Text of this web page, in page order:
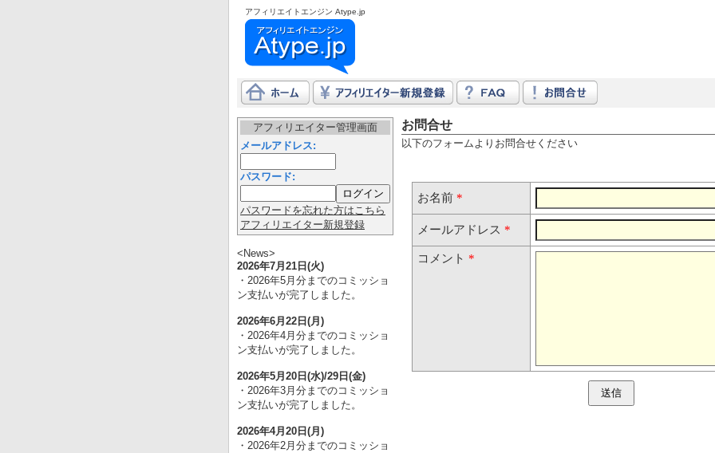
アフィリエイトエンジン Atype.jp
アフィリエイター管理画面
メールアドレス:
パスワード:
パスワードを忘れた方はこちら
アフィリエイター新規登録
<News>
2026年7月21日(火)
・2026年5月分までのコミッショ
ン支払いが完了しました。
2026年6月22日(月)
・2026年4月分までのコミッショ
ン支払いが完了しました。
2026年5月20日(水)/29日(金)
・2026年3月分までのコミッショ
ン支払いが完了しました。
2026年4月20日(月)
・2026年2月分までのコミッショ
お問合せ
以下のフォームよりお問合せください
お名前 *
メールアドレス *
コメント *